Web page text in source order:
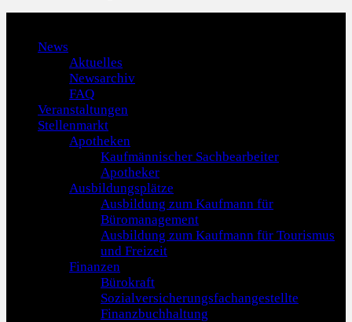
News
Aktuelles
Newsarchiv
FAQ
Veranstaltungen
Stellenmarkt
Apotheken
Kaufmännischer Sachbearbeiter
Apotheker
Ausbildungsplätze
Ausbildung zum Kaufmann für
Büromanagement
Ausbildung zum Kaufmann für Tourismus
und Freizeit
Finanzen
Bürokraft
Sozialversicherungsfachangestellte
Finanzbuchhaltung